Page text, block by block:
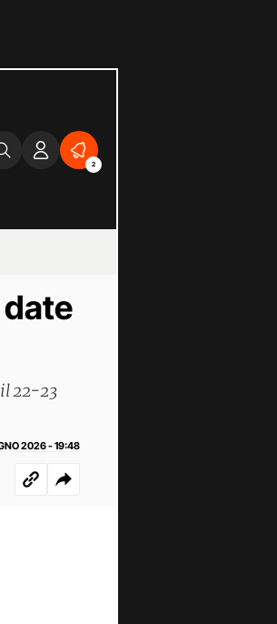
2
il 22-23
2026 - 19:48